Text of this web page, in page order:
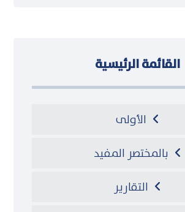
القائمة الرئيسية
الأولى
بالمختصر المفيد
التقارير